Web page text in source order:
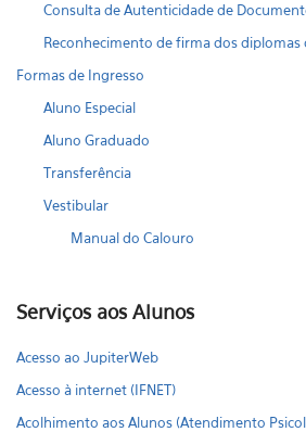
Consulta de Autenticidade de
Reconhecimento de firma dos diplomas
Formas de Ingresso
Aluno Especial
Aluno Graduado
Transferência
Vestibular
Manual do Calouro
Serviços aos Alunos
Acesso ao JupiterWeb
Acesso à internet (IFNET)
Acolhimento aos Alunos (Atendimento